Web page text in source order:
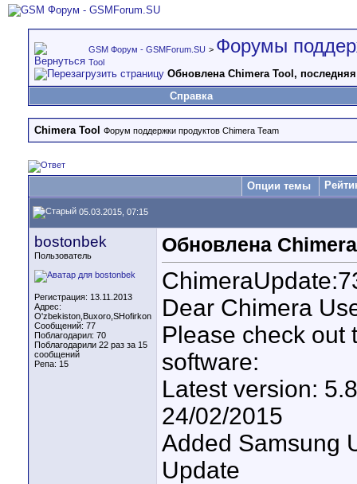
GSM Форум - GSMForum.SU > Форумы
Tool
Обновлена Chimera Tool,
Справка
Chimera Tool Форум поддержки продуктов Chimera Team
Опции темы
05.03.2015, 07:15
bostonbek
Пользователь
Регистрация: 13.11.2013
Адрес:
O'zbekiston,Buxoro,SHofirkon
Сообщений: 77
Поблагодарил: 70
Поблагодарили 22 раз за 15
сообщений
Репа: 15
Обновлена
Dear Chimera
Please check out
software:
Latest version:
24/02/2015
Added Samsung
Update